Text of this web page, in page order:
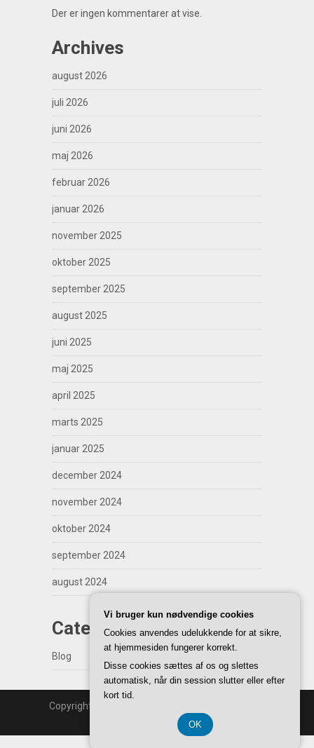
Der er ingen kommentarer at vise.
Archives
august 2026
juli 2026
juni 2026
maj 2026
februar 2026
januar 2026
november 2025
oktober 2025
september 2025
august 2025
juni 2025
maj 2025
april 2025
marts 2025
januar 2025
december 2024
november 2024
oktober 2024
september 2024
august 2024
Categories
Blog
Copyright | WordPress Theme by
Back to Top ↑
Vi bruger kun nødvendige cookies
Cookies anvendes udelukkende for at sikre,
at hjemmesiden fungerer korrekt.
Disse cookies sættes af os og slettes
automatisk, når din session slutter eller efter
kort tid.
OK